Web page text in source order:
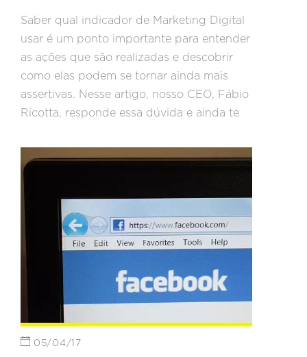
Saber qual indicador de Marketing Digital
usar é um ponto importante para entender
as ações que são realizadas e descobrir
como elas podem se tornar ainda mais
assertivas. Nesse artigo, nosso CEO, Fábio
Ricotta, responde essa dúvida e ainda te
indicador para você.
05/04/17